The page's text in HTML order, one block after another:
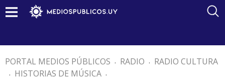
PORTAL MEDIOS PÚBLICOS . RADIO . RADIO CULTURA
. HISTORIAS DE MÚSICA .